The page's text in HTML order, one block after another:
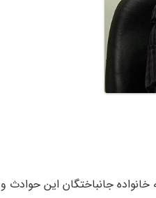
جانباختگان این حوادث و